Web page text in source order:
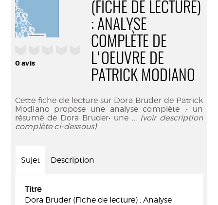
0avis
(FICHE DE LECTURE)
: ANALYSE
COMPLÈTE DE
L'OEUVRE DE
PATRICK MODIANO
Cette fiche de lecture sur Dora Bruder de Patrick
Modiano propose une analyse complète :• un
résumé de Dora Bruder• une ... (voir description
complète ci-dessous)
Sujet Description
Titre
Dora Bruder (Fiche de lecture) : Analyse